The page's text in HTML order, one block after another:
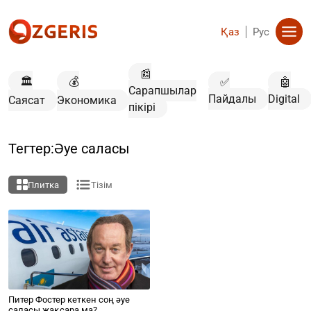
Қаз Рус
🏛️
Саясат
💰
Экономика
📰
Сарапшылар
пікірі
✅
Пайдалы
🤖
Digital
Тегтер:Әуе саласы
Плитка Тізім
Питер Фостер кеткен соң әуе